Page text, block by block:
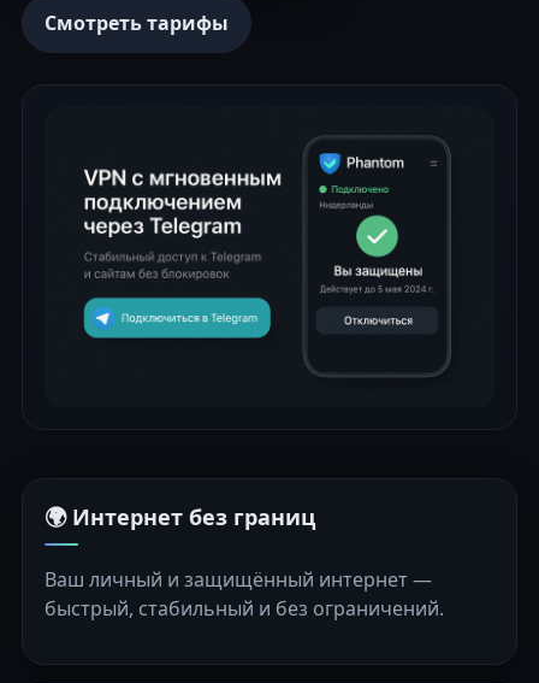
Смотреть тарифы
🌍 Интернет без границ
Ваш личный и защищённый интернет —
быстрый, стабильный и без ограничений.